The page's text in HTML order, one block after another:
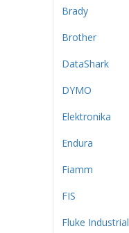
Brady
Brother
DataShark
DYMO
Elektronika
Endura
Fiamm
FIS
Fluke Industrial